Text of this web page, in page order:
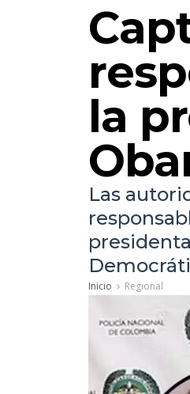
la
Las
Inicio Regional